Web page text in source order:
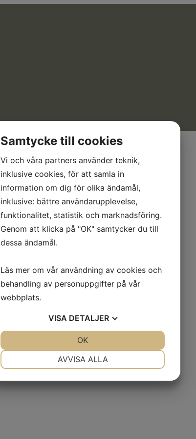
Samtycke till cookies
Vi och våra partners använder teknik,
inklusive cookies, för att samla in
information om dig för olika ändamål,
inklusive: bättre användarupplevelse,
funktionalitet, statistik och marknadsföring.
Genom att klicka på "OK" samtycker du till
dessa ändamål.
Läs mer om vår användning av cookies och
behandling av personuppgifter på vår
webbplats.
VISA DETALJER
AVVISA ALLA
OK